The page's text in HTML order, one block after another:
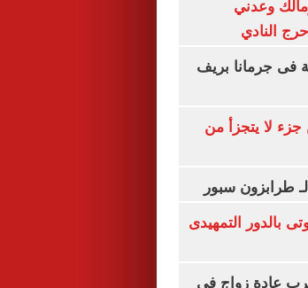
وعدني
النادي
فى جرمانا بريف
لا يتجزأ من
طرابزون سبور
بالدور التمهيدى
عادة زواج فى